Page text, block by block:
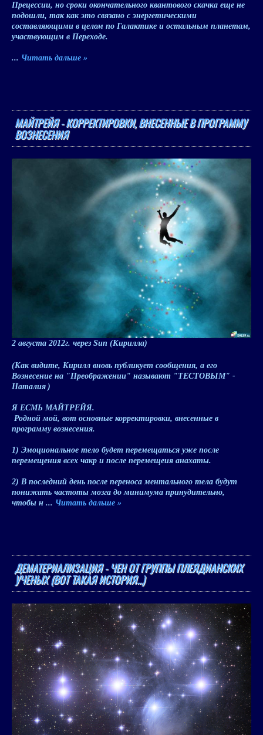
Прецессии, но сроки окончательного квантового скачка еще не
подошли, так как это связано с энергетическими
составляющими в целом по Галактике и остальным планетам,
участвующим в Переходе.
... Читать дальше »
МАЙТРЕЙЯ - КОРРЕКТИРОВКИ, ВНЕСЕННЫЕ В ПРОГРАММУ
ВОЗНЕСЕНИЯ
2 августа 2012г. через Sun (Кирилла)
(Как видите, Кирилл вновь публикует сообщения, а его
Вознесение на "Преображении" называют "ТЕСТОВЫМ" -
Наталия )
Я ЕСМЬ МАЙТРЕЙЯ.
Родной мой, вот основные корректировки, внесенные в
программу вознесения.
1) Эмоциональное тело будет перемещаться уже после
перемещения всех чакр и после перемещеия анахаты.
2) В последний день после переноса ментального тела будут
понижать частоты мозга до минимума принудительно,
чтобы н ... Читать дальше »
ДЕМАТЕРИАЛИЗАЦИЯ - ЧЕН ОТ ГРУППЫ ПЛЕЯДИАНСКИХ
УЧЕНЫХ (ВОТ ТАКАЯ ИСТОРИЯ...)